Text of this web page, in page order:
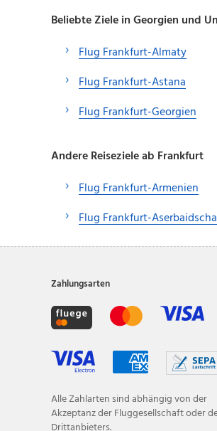
Beliebte Ziele in Georgien und
Flug Frankfurt-Almaty
Flug Frankfurt-Astana
Flug Frankfurt-Georgien
Andere Reiseziele ab Frankfurt
Flug Frankfurt-Armenien
Flug Frankfurt-